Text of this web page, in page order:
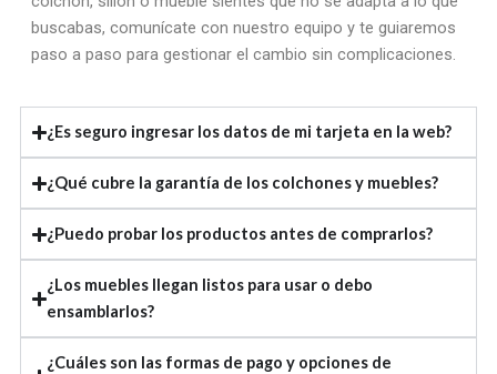
buscabas, comunícate con nuestro equipo y te guiaremos
paso a paso para gestionar el cambio sin complicaciones.
¿Es seguro ingresar los datos de mi tarjeta en la web?
¿Qué cubre la garantía de los colchones y muebles?
¿Puedo probar los productos antes de comprarlos?
¿Los muebles llegan listos para usar o debo
ensamblarlos?
¿Cuáles son las formas de pago y opciones de